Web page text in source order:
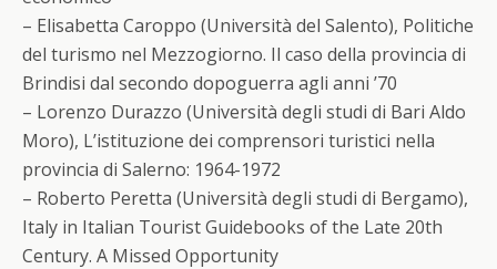
– Elisabetta Caroppo (Università del Salento), Politiche
del turismo nel Mezzogiorno. Il caso della provincia di
Brindisi dal secondo dopoguerra agli anni ’70
– Lorenzo Durazzo (Università degli studi di Bari Aldo
Moro), L’istituzione dei comprensori turistici nella
provincia di Salerno: 1964-1972
– Roberto Peretta (Università degli studi di Bergamo),
Italy in Italian Tourist Guidebooks of the Late 20th
Century. A Missed Opportunity